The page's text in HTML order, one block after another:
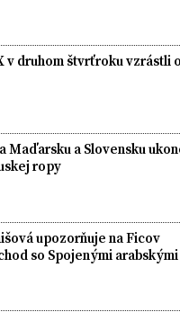
v druhom štvrťroku vzrástli o
Maďarsku a Slovensku
ropy
upozorňuje na Ficov
so Spojenými arabskými